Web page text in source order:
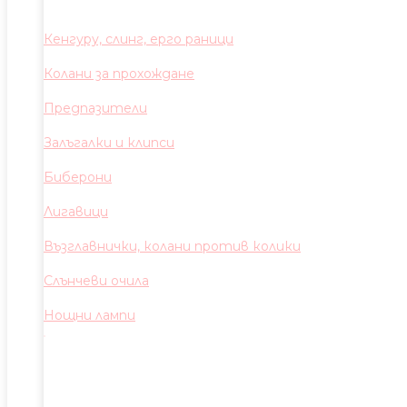
Кенгуру, слинг, ерго раници
Колани за прохождане
Предпазители
Залъгалки и клипси
Биберони
Лигавици
Възглавнички, колани против колики
Слънчеви очила
Нощни лампи